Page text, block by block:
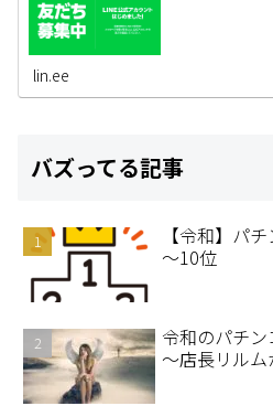
lin.ee
バズってる記事
【令和】パ
～10位
令和のパチン
～店長リル